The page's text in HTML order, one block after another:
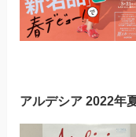
アルデシア 2022年